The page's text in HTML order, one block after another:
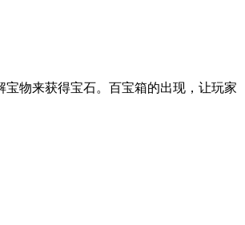
物来获得宝石。百宝箱的出现，让玩家